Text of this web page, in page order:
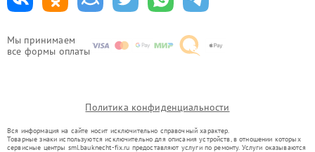
Мы принимаем
все формы оплаты
Политика конфиденциальности
Вся информация на сайте носит исключительно справочный характер.
Товарные знаки используются исключительно для описания устройств, в отношении которых
сервисные центры sml.bauknecht-fix.ru предоставляют услуги по ремонту. Услуги оказываются